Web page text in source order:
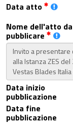
Data atto
Nome dell'atto da
pubblicare
Data inizio
pubblicazione
Data fine
pubblicazione